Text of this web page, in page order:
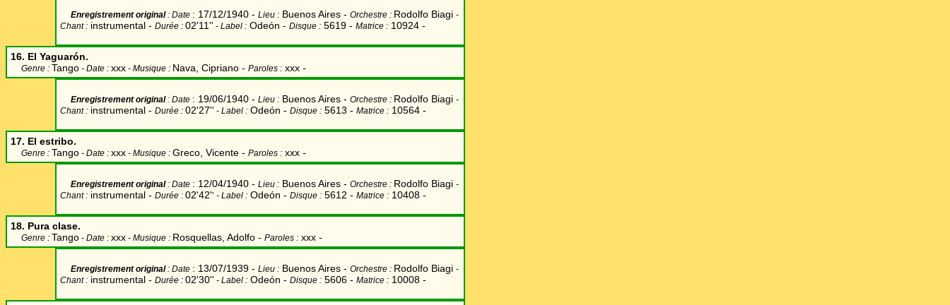
Enregistrement original: Date : 17/12/1940 - Lieu : Buenos Aires - Orchestre : Rodolfo Biagi -
Chant: instrumental - Durée : 02'11'' - Label : Odeón - Disque : 5619 - Matrice : 10924 -
16. El Yaguarón.
Genre : Tango - Date : xxx - Musique : Nava, Cipriano - Paroles : xxx -
Enregistrement original: Date : 19/06/1940 - Lieu : Buenos Aires - Orchestre : Rodolfo Biagi -
Chant: instrumental - Durée : 02'27'' - Label : Odeón - Disque : 5613 - Matrice : 10564 -
17. El estribo.
Genre : Tango - Date : xxx - Musique : Greco, Vicente - Paroles : xxx -
Enregistrement original: Date : 12/04/1940 - Lieu : Buenos Aires - Orchestre : Rodolfo Biagi -
Chant: instrumental - Durée : 02'42'' - Label : Odeón - Disque : 5612 - Matrice : 10408 -
18. Pura clase.
Genre : Tango - Date : xxx - Musique : Rosquellas, Adolfo - Paroles : xxx -
Enregistrement original: Date : 13/07/1939 - Lieu : Buenos Aires - Orchestre : Rodolfo Biagi -
Chant: instrumental - Durée : 02'30'' - Label : Odeón - Disque : 5606 - Matrice : 10008 -